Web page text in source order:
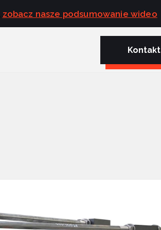
zobacz nasze podsumowanie wideo
Kontakt